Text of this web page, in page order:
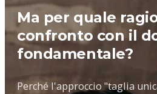
Ma per quale
confronto con il
fondamentale?
Perché l'approccio "taglia